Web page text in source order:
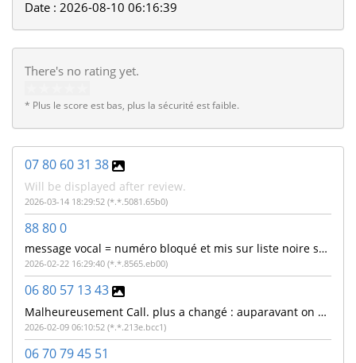
Date : 2026-08-10 06:16:39
There's no rating yet.
* Plus le score est bas, plus la sécurité est faible.
07 80 60 31 38
Will be displayed after review.
2026-03-14 18:29:52 (*.*.5081.65b0)
88 80 0
message vocal = numéro bloqué et mis sur liste noire sous deux heures. Numéro non bloqué et la liste noire n'existe pas ! Numéro 88800 surtaxé ?
2026-02-22 16:29:40 (*.*.8565.eb00)
06 80 57 13 43
Malheureusement Call. plus a changé : auparavant on pouvait voir les autres commentaires...
2026-02-09 06:10:52 (*.*.213e.bcc1)
06 70 79 45 51